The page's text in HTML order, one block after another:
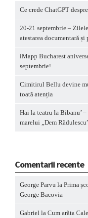
Ce crede ChatGPT
20-21 septembrie –
atestarea documentară
iMapp Bucharest
septembrie!
Cimitirul Bellu devine
toată atenția
Hai la teatru la Bibanu’
marelui „Dem
Comentarii recente
George Parvu la Prima
George Bacovia
Gabriel la Cum arăta